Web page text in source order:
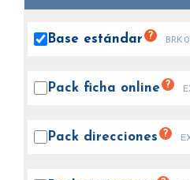
Base estándar ?
Pack ficha online ?
Pack direcciones ?